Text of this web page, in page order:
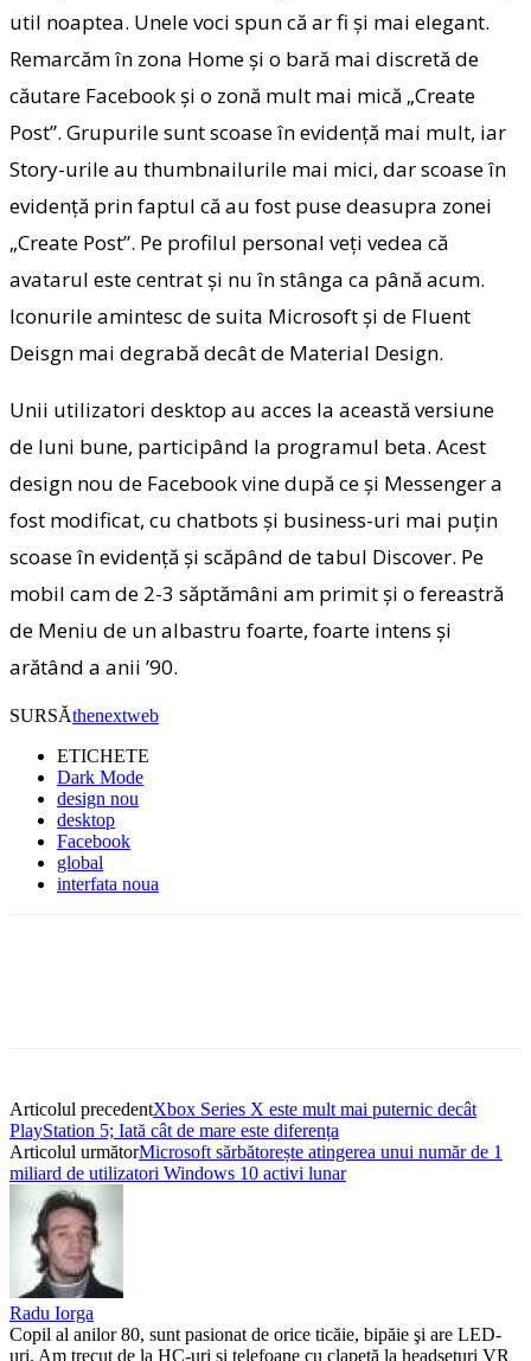
util noaptea. Unele voci spun că ar fi şi mai elegant.
Remarcăm în zona Home şi o bară mai discretă de
căutare Facebook şi o zonă mult mai mică „Create
Post”. Grupurile sunt scoase în evidenţă mai mult, iar
Story-urile au thumbnailurile mai mici, dar scoase în
evidenţă prin faptul că au fost puse deasupra zonei
„Create Post”. Pe profilul personal veţi vedea că
avatarul este centrat şi nu în stânga ca până acum.
Iconurile amintesc de suita Microsoft şi de Fluent
Deisgn mai degrabă decât de Material Design.
Unii utilizatori desktop au acces la această versiune
de luni bune, participând la programul beta. Acest
design nou de Facebook vine după ce şi Messenger a
fost modificat, cu chatbots şi business-uri mai puţin
scoase în evidenţă şi scăpând de tabul Discover. Pe
mobil cam de 2-3 săptămâni am primit şi o fereastră
de Meniu de un albastru foarte, foarte intens şi
arătând a anii ’90.
SURSĂthenextweb
ETICHETE
Dark Mode
design nou
desktop
Facebook
global
interfata noua
Articolul precedentXbox Series X este mult mai puternic decât
PlayStation 5; Iată cât de mare este diferența
Articolul următorMicrosoft sărbătorește atingerea unui număr de 1
miliard de utilizatori Windows 10 activi lunar
Radu Iorga
Copil al anilor 80, sunt pasionat de orice ticăie, bipăie şi are LED-
uri. Am trecut de la HC-uri şi telefoane cu clapetă la headseturi VR